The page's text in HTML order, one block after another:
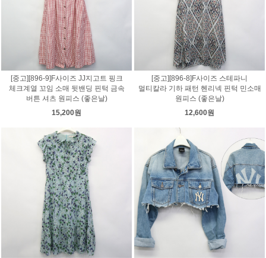
[중고][896-9]F사이즈 JJ지고트 핑크
체크계열 꼬임 소매 뒷밴딩 핀턱 금속
버튼 셔츠 원피스 (좋은날)
15,200원
[중고][896-8]F사이즈 스테파니
멀티칼라 기하 패턴 헨리넥 핀턱 민소매
원피스 (좋은날)
12,600원